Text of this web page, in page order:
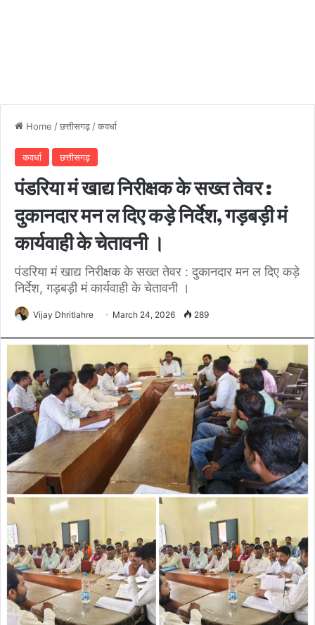
Home /छत्तीसगढ़ /कवर्धा
कवर्धा छत्तीसगढ़
पंडरिया मं खाद्य निरीक्षक के सख्त तेवर :
दुकानदार मन ल दिए कड़े निर्देश, गड़बड़ी मं
कार्यवाही के चेतावनी ।
पंडरिया मं खाद्य निरीक्षक के सख्त तेवर : दुकानदार मन ल दिए कड़े
निर्देश, गड़बड़ी मं कार्यवाही के चेतावनी ।
Vijay Dhritlahre March 24, 2026 289